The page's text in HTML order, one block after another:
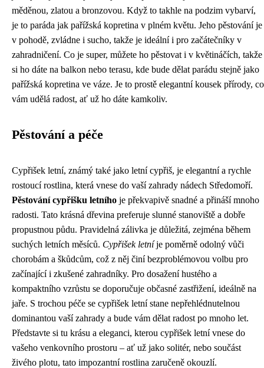
měděnou, zlatou a bronzovou. Když to takhle na podzim vybarví,
je to paráda jak pařížská kopretina v plném květu. Jeho pěstování je
v pohodě, zvládne i sucho, takže je ideální i pro začátečníky v
zahradničení. Co je super, můžete ho pěstovat i v květináčích, takže
si ho dáte na balkon nebo terasu, kde bude dělat parádu stejně jako
pařížská kopretina ve váze. Je to prostě elegantní kousek přírody, co
vám udělá radost, ať už ho dáte kamkoliv.
Pěstování a péče
Cypřišek letní, známý také jako letní cypřiš, je elegantní a rychle
rostoucí rostlina, která vnese do vaší zahrady nádech Středomoří.
Pěstování cypřišku letního je překvapivě snadné a přináší mnoho
radosti. Tato krásná dřevina preferuje slunné stanoviště a dobře
propustnou půdu. Pravidelná zálivka je důležitá, zejména během
suchých letních měsíců. Cypřišek letníje poměrně odolný vůči
chorobám a škůdcům, což z něj činí bezproblémovou volbu pro
začínající i zkušené zahradníky. Pro dosažení hustého a
kompaktního vzrůstu se doporučuje občasné zastřižení, ideálně na
jaře. S trochou péče se cypřišek letní stane nepřehlédnutelnou
dominantou vaší zahrady a bude vám dělat radost po mnoho let.
Představte si tu krásu a eleganci, kterou cypřišek letní vnese do
vašeho venkovního prostoru – ať už jako solitér, nebo součást
živého plotu, tato impozantní rostlina zaručeně okouzlí.